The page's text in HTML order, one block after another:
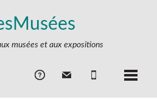
musées et aux expositions